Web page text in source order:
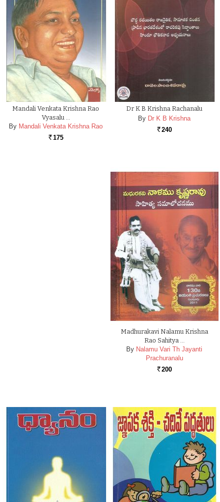
Mandali Venkata Krishna Rao
Vyasalu …
By Mandali Venkata Krishna Rao
Rs. 175
Dr K B Krishna Rachanalu
By Dr K B Krishna
Rs. 240
Madhurakavi Nalamu Krishna
Rao Sahitya …
By Nalamu Vari Th Jayanti
Prachuranalu
Rs. 200